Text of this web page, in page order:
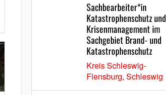
Sachbearbeiter*in
Katastrophenschutz und
Krisenmanagement im
Sachgebiet Brand- und
Katastrophenschutz
Kreis Schleswig-
Flensburg, Schleswig